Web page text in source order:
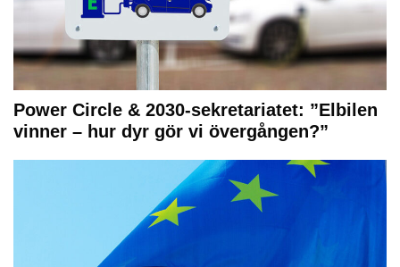
Power Circle & 2030-sekretariatet: ”Elbilen
vinner – hur dyr gör vi övergången?”